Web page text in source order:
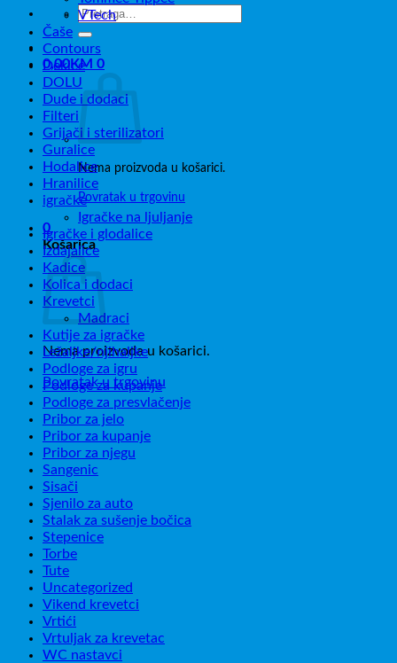
Pretraži:
0,00KM 0
Nema proizvoda u košarici.
Povratak u trgovinu
0
Košarica
Nema proizvoda u košarici.
Povratak u trgovinu
VTech
Čaše
Contours
Dekice
DOLU
Dude i dodaci
Filteri
Grijači i sterilizatori
Guralice
Hodalice
Hranilice
igračke
Igračke na ljuljanje
Igračke i glodalice
Izdajalice
Kadice
Kolica i dodaci
Krevetci
Madraci
Kutije za igračke
Ležaljke/njihaljke
Podloge za igru
Podloge za kupanje
Podloge za presvlačenje
Pribor za jelo
Pribor za kupanje
Pribor za njegu
Sangenic
Sisači
Sjenilo za auto
Stalak za sušenje bočica
Stepenice
Torbe
Tute
Uncategorized
Vikend krevetci
Vrtići
Vrtuljak za krevetac
WC nastavci